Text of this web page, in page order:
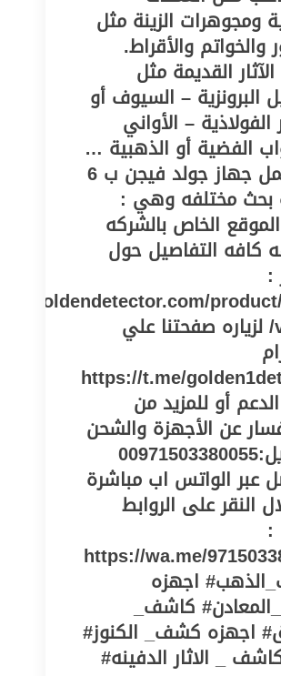
ومجوهرات الزينة مثل
والخواتم والأقراط.
القديمة مثل
البرونزية – السيوف أو
الفولاذية – الأواني
الفضية أو الذهبية …
إلخ يعمل جهاز جولد فيجن ب 6
بحث مختلفه وهي :
الموقع الخاص بالشركه
كافه التفاصيل حول
:
vision/ لزياره صفحتنا علي
https://t.me/
أو للمزيد من
عن الأجهزة والشحن
: موبايل:00971503380055
عبر الواتس اب مباشرة
النقر على الروابط
:
https://wa.me/
اجهزه
كاشف_
اجهزه كشف_ الكنوز#
_ الاثار الدفينه#